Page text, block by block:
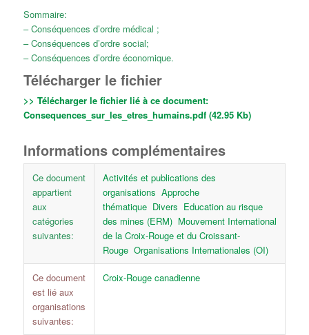
Sommaire:
– Conséquences d’ordre médical ;
– Conséquences d’ordre social;
– Conséquences d’ordre économique.
Télécharger le fichier
>> Télécharger le fichier lié à ce document:
Consequences_sur_les_etres_humains.pdf (42.95 Kb)
Informations complémentaires
Ce document
appartient
aux
catégories
suivantes:
Activités et publications des
organisations Approche
thématique Divers Education au risque
des mines (ERM) Mouvement International
de la Croix-Rouge et du Croissant-
Rouge Organisations Internationales (OI)
Ce document
est lié aux
organisations
suivantes:
Croix-Rouge canadienne